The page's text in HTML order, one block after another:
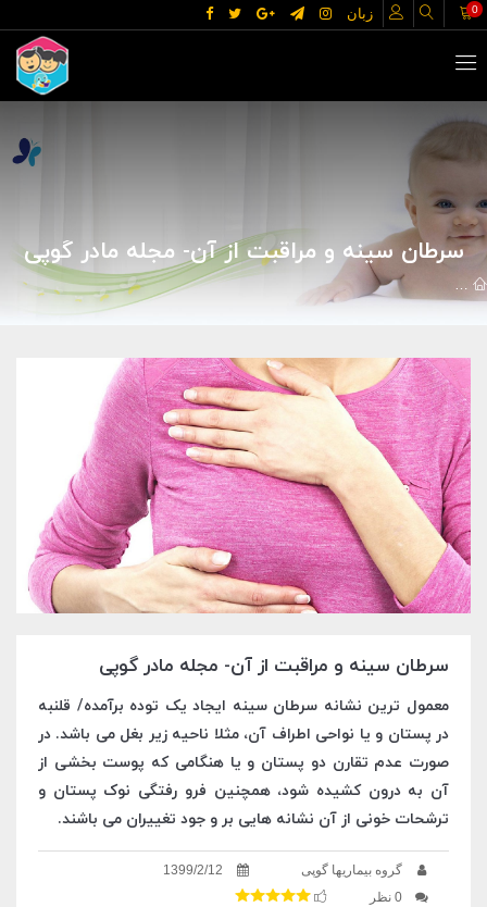
زبان 0
سرطان سینه و مراقبت از آن- مجله مادر گوپی
علوم پزشکی سرطان سینه و مراقبت از آن- مجله
سرطان سینه و مراقبت از آن- مجله مادر گوپی
معمول ترین نشانه سرطان سینه ایجاد یک توده برآمده/ قلنبه
در پستان و یا نواحی اطراف آن، مثلا ناحیه زیر بغل می باشد. در
صورت عدم تقارن دو پستان و یا هنگامی که پوست بخشی از
آن به درون کشیده شود، همچنین فرو رفتگی نوک پستان و
ترشحات خونی از آن نشانه هایی بر و جود تغییران می باشند.
گروه بیماریها گوپی
1399/2/12
0 نظر